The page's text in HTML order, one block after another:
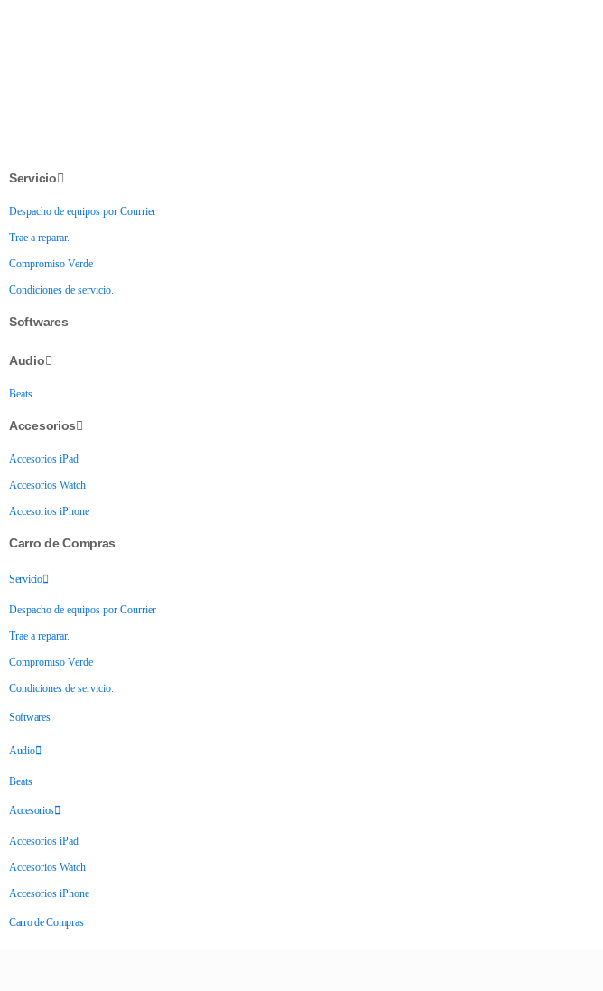
Servicio
Despacho de equipos por Courrier
Trae a reparar.
Compromiso Verde
Condiciones de servicio.
Softwares
Audio
Beats
Accesorios
Accesorios iPad
Accesorios Watch
Accesorios iPhone
Carro de Compras
Servicio
Despacho de equipos por Courrier
Trae a reparar.
Compromiso Verde
Condiciones de servicio.
Softwares
Audio
Beats
Accesorios
Accesorios iPad
Accesorios Watch
Accesorios iPhone
Carro de Compras